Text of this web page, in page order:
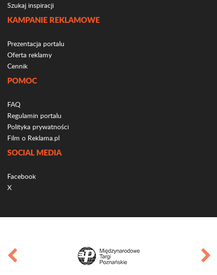
Szukaj inspiracji
KAMPANIE REKLAMOWE
Prezentacja portalu
Oferta reklamy
Cennik
POMOC
FAQ
Regulamin portalu
Polityka prywatności
Film o Reklama.pl
SOCIAL MEDIA
Facebook
X